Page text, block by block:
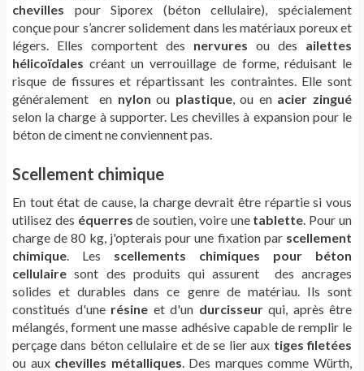
chevilles pour Siporex (béton cellulaire), spécialement
conçue pour s’ancrer solidement dans les matériaux poreux et
légers. Elles comportent des nervures ou des ailettes
hélicoïdales créant un verrouillage de forme, réduisant le
risque de fissures et répartissant les contraintes. Elle sont
généralement en nylon ou plastique, ou en acier zingué
selon la charge à supporter. Les chevilles à expansion pour le
béton de ciment ne conviennent pas.
Scellement chimique
En tout état de cause, la charge devrait être répartie si vous
utilisez des équerres de soutien, voire une tablette . Pour un
charge de 80 kg, j'opterais pour une fixation par scellement
chimique . Les scellements chimiques pour béton
cellulaire sont des produits qui assurent des ancrages
solides et durables dans ce genre de matériau. Ils sont
constitués d'une résine et d'un durcisseurqui, après être
mélangés, forment une masse adhésive capable de remplir le
perçage dans béton cellulaire et de se lier aux tiges filetées
ou aux chevilles métalliques . Des marques comme Würth,